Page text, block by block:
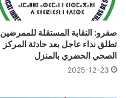
صفرو: النقابة المستقلة للممرضين
تطلق نداء عاجل بعد حادثة المركز
الصحي الحضري بالمنزل
2025-12-23